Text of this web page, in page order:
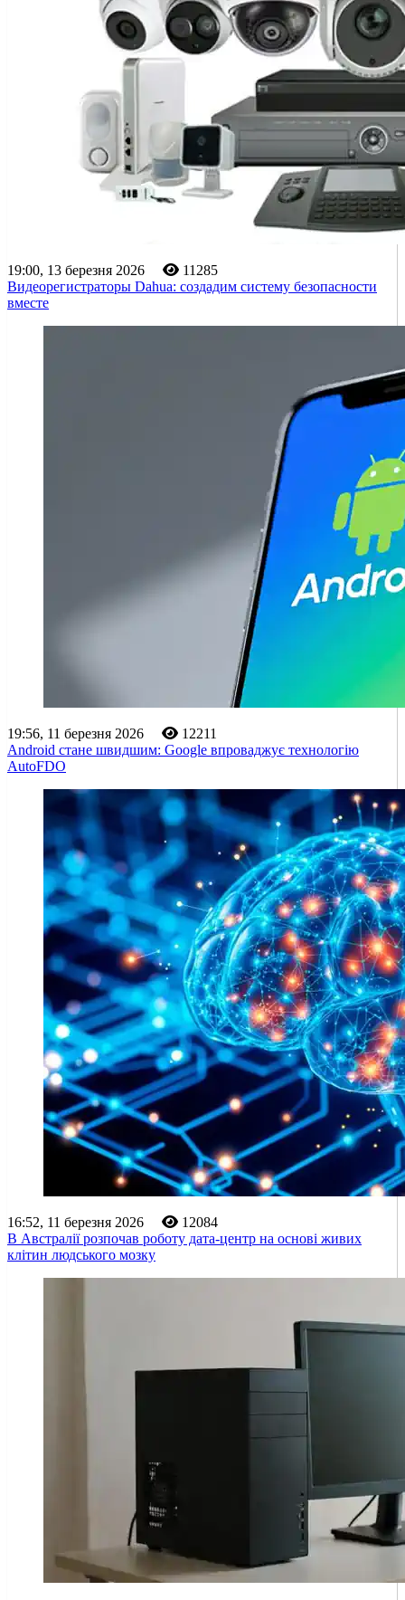
19:00, 13 березня 2026
11285
Видеорегистраторы Dahua: создадим систему безопасности
вместе
19:56, 11 березня 2026
12211
Android стане швидшим: Google впроваджує технологію
AutoFDO
16:52, 11 березня 2026
12084
В Австралії розпочав роботу дата-центр на основі живих
клітин людського мозку